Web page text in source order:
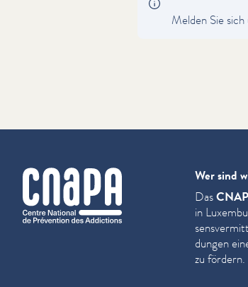
Melden Sie
cnapa
Wer sind
Das
in
dun­gen
zu fördern.